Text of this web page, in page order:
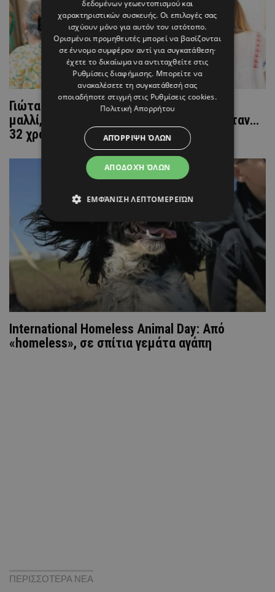
Γιώτα Παπαδοπούλου: Ποζάρει με αγορέ
μαλλί, και ανδρόγυνο look – Δείτε πως ήταν…
32 χρόνια πριν
International Homeless Animal Day: Από
«homeless», σε σπίτια γεμάτα αγάπη
ΠΕΡΙΣΣΟΤΕΡΑ ΝΕΑ
δεδομένων γεωεντοπισμού και
χαρακτηριστικών συσκευής. Οι επιλογές σας
ισχύουν μόνο για αυτόν τον ιστότοπο.
Ορισμένοι προμηθευτές μπορεί να βασίζονται
σε έννομο συμφέρον αντί για συγκατάθεση·
έχετε το δικαίωμα να αντιταχθείτε στις
Ρυθμίσεις διαφήμισης. Μπορείτε να
ανακαλέσετε τη συγκατάθεσή σας
οποιαδήποτε στιγμή στις Ρυθμίσεις cookies.
Πολιτική Απορρήτου
ΑΠΟΔΟΧΉ ΌΛΩΝ
ΑΠΌΡΡΙΨΗ ΌΛΩΝ
ΕΜΦΆΝΙΣΗ ΛΕΠΤΟΜΕΡΕΙΏΝ